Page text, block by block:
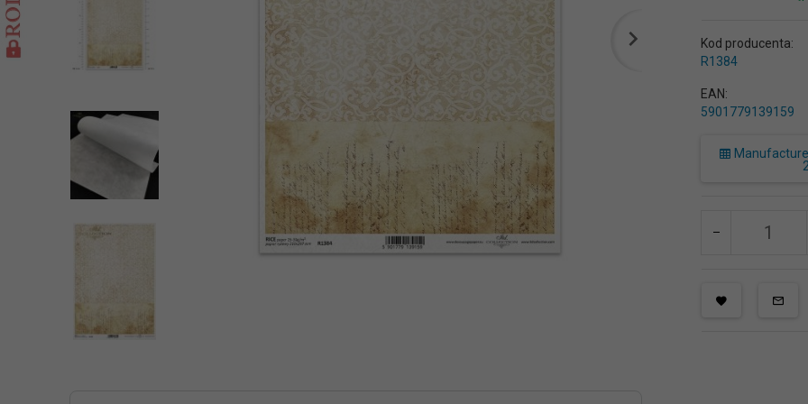
Kod producenta:
R1384
EAN:
5901779139159